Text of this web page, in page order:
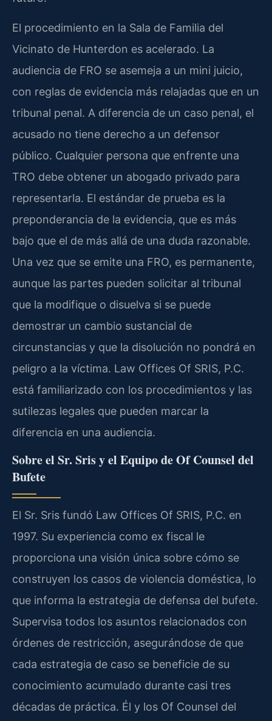
El procedimiento en la Sala de Familia del
Vicinato de Hunterdon es acelerado. La
audiencia de FRO se asemeja a un mini juicio,
con reglas de evidencia más relajadas que en un
tribunal penal. A diferencia de un caso penal, el
acusado no tiene derecho a un defensor
público. Cualquier persona que enfrente una
TRO debe obtener un abogado privado para
representarla. El estándar de prueba es la
preponderancia de la evidencia, que es más
bajo que el de más allá de una duda razonable.
Una vez que se emite una FRO, es permanente,
aunque las partes pueden solicitar al tribunal
que la modifique o disuelva si se puede
demostrar un cambio sustancial de
circunstancias y que la disolución no pondrá en
peligro a la víctima. Law Offices Of SRIS, P.C.
está familiarizado con los procedimientos y las
sutilezas legales que pueden marcar la
diferencia en una audiencia.
Sobre el Sr. Sris y el Equipo deOf Counsel del
Bufete
El Sr. Sris fundó Law Offices Of SRIS, P.C. en
1997. Su experiencia como ex fiscal le
proporciona una visión única sobre cómo se
construyen los casos de violencia doméstica, lo
que informa la estrategia de defensa del bufete.
Supervisa todos los asuntos relacionados con
órdenes de restricción, asegurándose de que
cada estrategia de caso se beneficie de su
conocimiento acumulado durante casi tres
décadas de práctica. Él y los Of Counsel del